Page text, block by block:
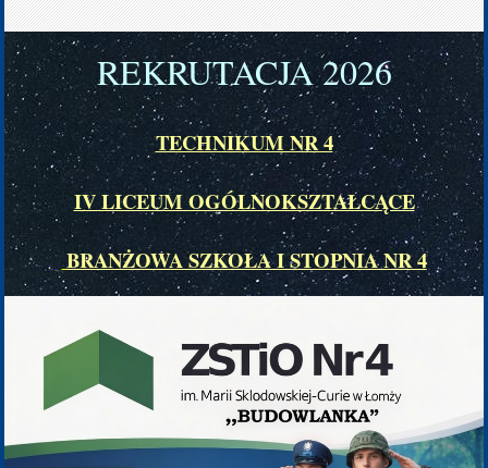
REKRUTACJA 2026
TECHNIKUM NR 4
IV LICEUM OGÓLNOKSZTAŁCĄCE
BRANŻOWA SZKOŁA I STOPNIA NR 4